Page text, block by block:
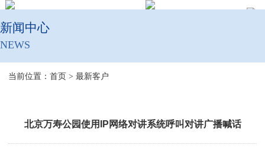
新闻中心
NEWS
当前位置：首页 >最新客户
北京万寿公园使用IP网络对讲系统呼叫对讲广播喊话